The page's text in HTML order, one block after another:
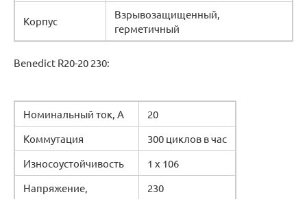
Корпус
Взрывозащищенный,
герметичный
Benedict R20-20 230:
Номинальный ток, А
20
Коммутация
300 циклов в час
Износоустойчивость
1 х 106
Напряжение,
230